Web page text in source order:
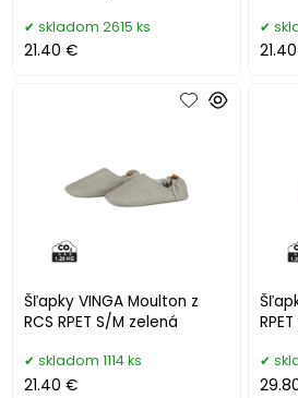
skladom 2615 ks
21.40 €
Šľapky VINGA Moulton z
RCS RPET S/M zelená
skladom 1114 ks
21.40 €